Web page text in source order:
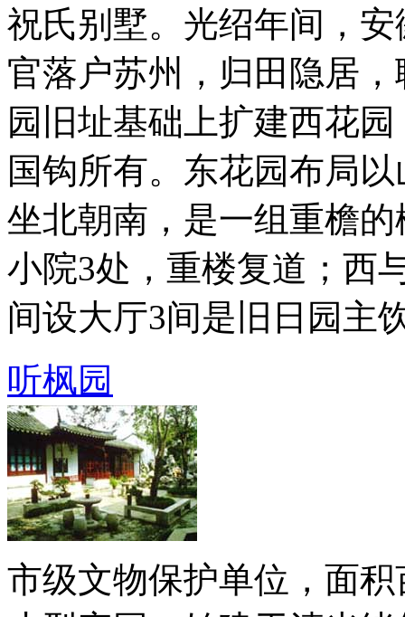
祝氏别墅。光绍年间，
官落户苏州，归田隐居
园旧址基础上扩建西花
国钩所有。东花园布局
坐北朝南，是一组重檐
小院3处，重楼复道；西
间设大厅3间是旧日园主
听枫园
市级文物保护单位，面